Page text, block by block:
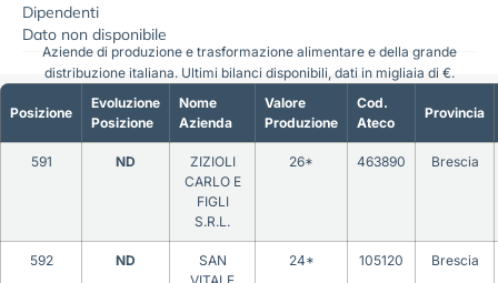
Dipendenti
Dato non disponibile
Posizione
Evoluzione
Posizione
Nome
Azienda
Valore
Produzione
Cod.
Ateco
Provincia
591 ND
ZIZIOLI
CARLO E
FIGLI
S.R.L.
26* 463890 Brescia
592 ND
SAN
24* 105120 Brescia
Aziende di produzione e trasformazione alimentare e della grande
distribuzione italiana. Ultimi bilanci disponibili, dati in migliaia di €.